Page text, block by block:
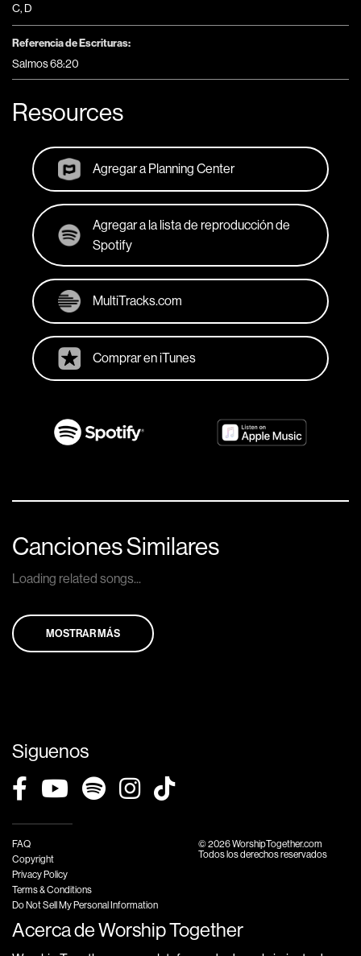
C, D
Referencia de Escrituras:
Salmos 68:20
Resources
Agregar a Planning Center
Agregar a la lista de reproducción de
Spotify
MultiTracks.com
Comprar en iTunes
Canciones Similares
Loading related songs...
MOSTRAR MÁS
Siguenos
FAQ
Copyright
Privacy Policy
Terms & Conditions
Do Not Sell My Personal Information
© 2026 WorshipTogether.com
Todos los derechos reservados
Acerca de Worship Together